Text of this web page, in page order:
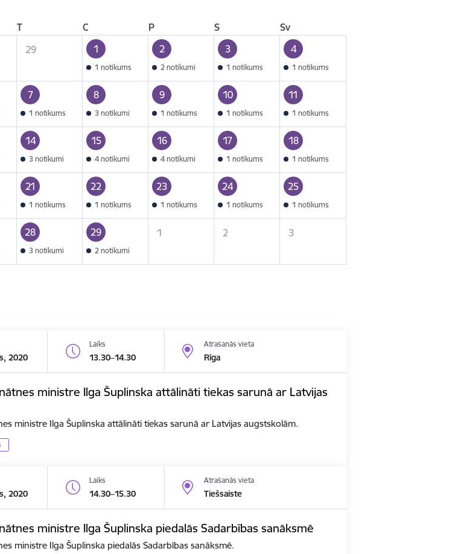
T C P S
Sv
29 1
1 notikums
2
2 notikumi
3
1 notikums
4
1 notikums
7
1 notikums
8
3 notikumi
9
1 notikums
10
1 notikums
11
1 notikums
14
3 notikumi
15
4 notikumi
16
4 notikumi
17
1 notikums
18
1 notikums
21
1 notikums
22
1 notikums
23
1 notikums
24
1 notikums
25
1 notikums
28
3 notikumi
29
2 notikumi
1 2 3
2020
Laiks
13.30–14.30
Atrašanās vieta
Rīga
ministre Ilga Šuplinska attālināti tiekas sarunā ar Latvijas
ministre Ilga Šuplinska attālināti tiekas sarunā ar Latvijas augstskolām.
2020
Laiks
14.30–15.30
Atrašanās vieta
Tiešsaiste
ministre Ilga Šuplinska piedalās Sadarbības sanāksmē
ministre Ilga Šuplinska piedalās Sadarbības sanāksmē.